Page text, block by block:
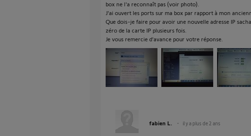
box ne l'a reconnaît pas (voir photo).
J'ai ouvert les ports sur ma box par rapport à mon
Que dois-je faire pour avoir une nouvelle adresse IP
zéro de la carte IP plusieurs fois.
Je vous remercie d'avance pour votre réponse.
fabien L. il y a plus de 2 ans